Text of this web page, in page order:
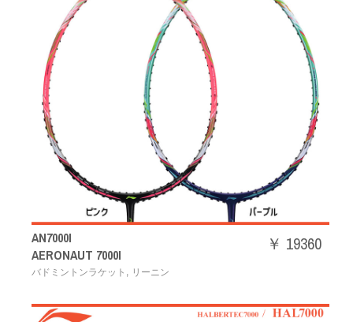
AN7000I
AERONAUT 7000I
バドミントンラケット , リーニン
￥ 19360